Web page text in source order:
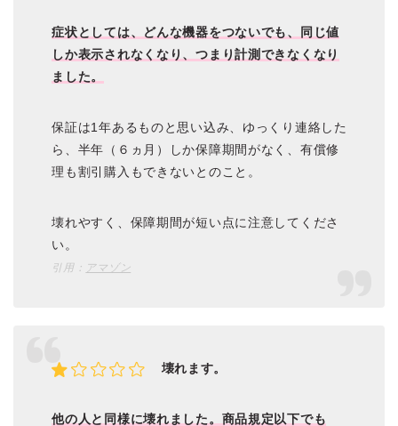
症状としては、どんな機器をつないでも、同じ値
しか表示されなくなり、つまり計測できなくなり
ました。
保証は1年あるものと思い込み、ゆっくり連絡した
ら、半年（６ヵ月）しか保障期間がなく、有償修
理も割引購入もできないとのこと。
壊れやすく、保障期間が短い点に注意してくださ
い。
引用： アマゾン
壊れます。
他の人と同様に壊れました。商品規定以下でも